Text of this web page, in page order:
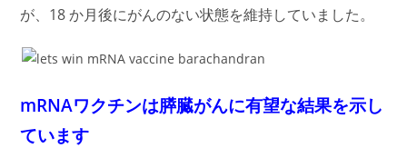
が、18 か月後にがんのない状態を維持していました。
mRNAワクチンは膵臓がんに有望な結果を示し
ています